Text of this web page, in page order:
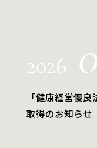
2026
「健康経営優
取得のお知らせ